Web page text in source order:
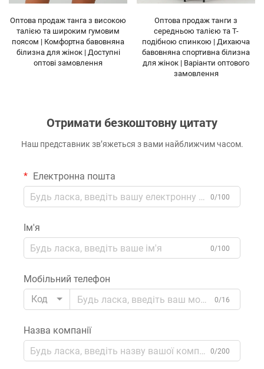
Оптова продаж танги з
середньою талією та Т-
подібною спинкою | Дихаюча
бавовняна спортивна білизна
для жінок | Варіанти оптового
Оптова продаж жіночої міні-
танги з низькою посадкою та Т-
стрічкою | Завод з виробництва
G-String з можливістю OEM та
приватної мітки, на складі
Отримати безкоштовну цитату
Наш представник зв’яжеться з вами найближчим часом.
Електронна пошта
0/100
Ім'я
0/100
Мобільний телефон
Код
0/16
Назва компанії
0/200